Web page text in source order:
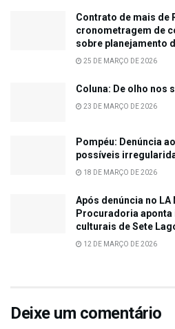
Contrato de mais de
cronometragem de
sobre planejamento
25 DE MARÇO DE 2026
Coluna: De olho nos
23 DE MARÇO DE 2026
Pompéu: Denúncia
possíveis
18 DE MARÇO DE 2026
Após denúncia no LA
Procuradoria
culturais de Sete
12 DE MARÇO DE 2026
Deixe um comentário